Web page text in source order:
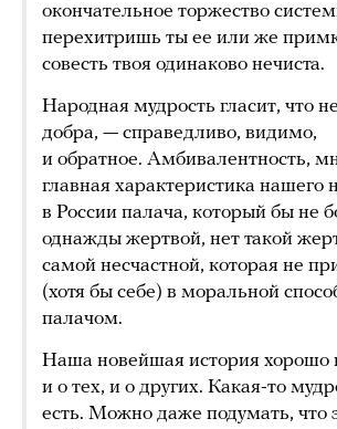
окончательное торжество
перехитришь ты ее или же
совесть твоя одинаково нечиста.
Народная мудрость гласит, что
добра, — справедливо, видимо,
и обратное. Амбивалентность,
главная характеристика нашего
в России палача, который бы не
однажды жертвой, нет такой
самой несчастной, которая не
(хотя бы себе) в моральной
палачом.
Наша новейшая история хорошо
и о тех, и о других. Какая-то
есть. Можно даже подумать, что